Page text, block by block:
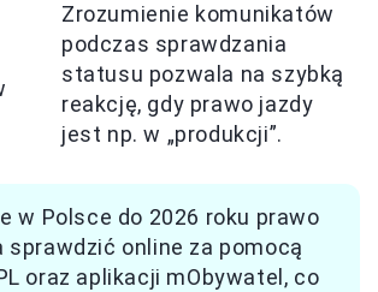
Zrozumienie komunikatów
podczas sprawdzania
statusu pozwala na szybką
reakcję, gdy prawo jazdy
jest np. w „produkcji”.
w Polsce do 2026 roku prawo
sprawdzić online za pomocą
oraz aplikacji mObywatel, co